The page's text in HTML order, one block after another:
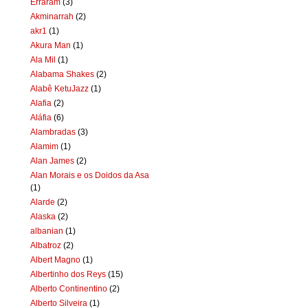
Akminarrah (2)
akr1 (1)
Akura Man (1)
Ala Mil (1)
Alabama Shakes (2)
Alabê KetuJazz (1)
Alafia (2)
Aláfia (6)
Alambradas (3)
Alamim (1)
Alan James (2)
Alan Morais e os Doidos da Asa
(1)
Alarde (2)
Alaska (2)
albanian (1)
Albatroz (2)
Albert Magno (1)
Albertinho dos Reys (15)
Alberto Continentino (2)
Alberto Silveira (1)